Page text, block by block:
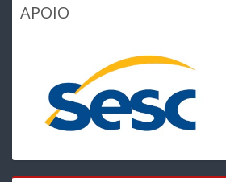
APOIO